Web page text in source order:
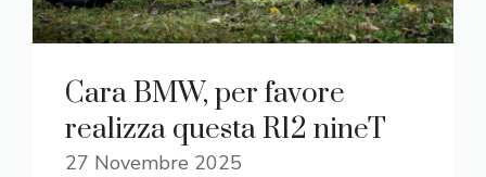
Cara BMW, per favore
realizza questa R12 nineT
27 Novembre 2025